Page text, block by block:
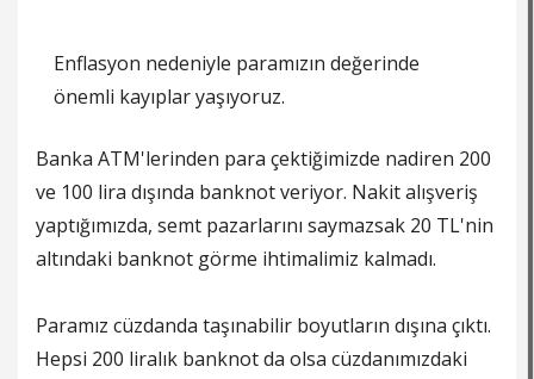
Enflasyon nedeniyle paramızın değerinde
önemli kayıplar yaşıyoruz.
Banka ATM'lerinden para çektiğimizde nadiren 200
ve 100 lira dışında banknot veriyor. Nakit alışveriş
yaptığımızda, semt pazarlarını saymazsak 20 TL'nin
altındaki banknot görme ihtimalimiz kalmadı.
Paramız cüzdanda taşınabilir boyutların dışına çıktı.
Hepsi 200 liralık banknot da olsa cüzdanımızdaki